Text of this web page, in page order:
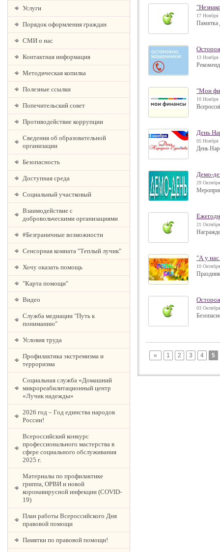
Услуги
Порядок оформления граждан
СМИ о нас
Контактная информация
Методическая копилка
Полезные ссылки
Попечительский совет
Противодействие коррупции
Сведения об образовательной
организации
Безопасность
Доступная среда
Социальный участковый
Взаимодействие с
добровольческими организациями
#Безграничные возможности
Сенсорная комната "Теплый лучик"
Хочу оказать помощь
"Карта помощи"
Видео
Служба медиации "Путь к
пониманию"
Условия труда
Профилактика экстремизма и
терроризма
Социальная служба «Домашний
микрореабилитационный центр
«Лучик надежды»
2026 год – Год единства народов
России!
Всероссийский конкурс
профессионального мастерства в
сфере социального обслуживания
2025 г.
Материалы по профилактике
гриппа, ОРВИ и новой
коронавирусной инфекции (COVID-
19)
План работы Всероссийского Дня
правовой помощи
Памятки по правовой помощи!
17 Ноября
Памятка
13 Ноября
"Мои
10 Ноября
День
05 Ноября
День
Демо-
29
21
"А у
10
03
« 1 2 3 4 5